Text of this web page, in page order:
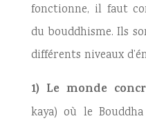
fonctionne, il faut
du bouddhisme. Ils
différents niveaux
1) Le monde
kaya) où le